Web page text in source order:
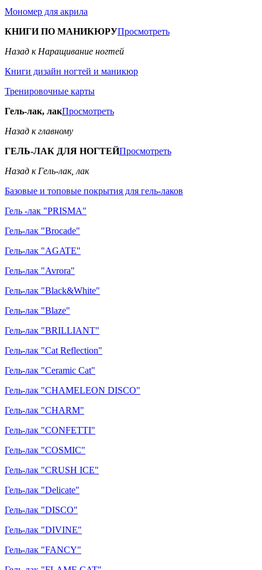
Мономер для акрила
КНИГИ ПО МАНИКЮРУПросмотреть
Назад к Наращивание ногтей
Книги дизайн ногтей и маникюр
Тренировочные карты
Гель-лак, лакПросмотреть
Назад к главному
ГЕЛЬ-ЛАК ДЛЯ НОГТЕЙПросмотреть
Назад к Гель-лак, лак
Базовые и топовые покрытия для гель-лаков
Гель -лак "PRISMA"
Гель-лак "Brocade"
Гель-лак "AGATE"
Гель-лак "Avrora"
Гель-лак "Black&White"
Гель-лак "Blaze"
Гель-лак "BRILLIANT"
Гель-лак "Cat Reflection"
Гель-лак "Ceramic Cat"
Гель-лак "CHAMELEON DISCO"
Гель-лак "CHARM"
Гель-лак "CONFETTI"
Гель-лак "COSMIC"
Гель-лак "CRUSH ICE"
Гель-лак "Delicate"
Гель-лак "DISCO"
Гель-лак "DIVINE"
Гель-лак "FANCY"